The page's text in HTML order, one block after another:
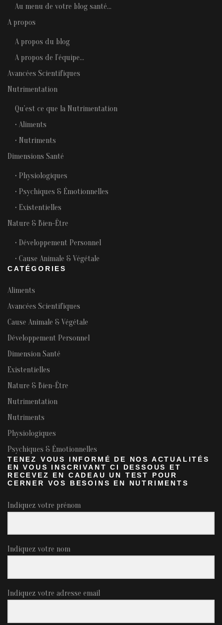
Au menu de votre blog santé…
A propos
A propos du blog
A propos de l’équipe…
Avancées Scientifiques
Nutrimentation
Qu’est ce que la Nutrimentation
• Aliments
• Nutriments
Dimensions Santé
• Physiologiques
• Psychiques & Émotionnelles
• Existentielles
Nature & Bien-Être
• Développement Personnel
• Cause Animale & Végétale
CATÉGORIES
Aliments
Avancées Scientifiques
Cause Animale & Végétale
Développement Personnel
Dimension Santé
Existentielles
Nature & Bien-Être
Nutrimentation
Nutriments
Physiologiques
Psychiques & Émotionnelles
TENEZ VOUS INFORMÉ DE NOS ACTUALITÉS
EN VOUS INSCRIVANT CI DESSOUS ET
RECEVEZ EN CADEAU UN TEST POUR
CERNER VOS BESOINS EN NUTRIMENTS
Indiquez votre prénom
Indiquez votre nom
Indiquez votre adresse email